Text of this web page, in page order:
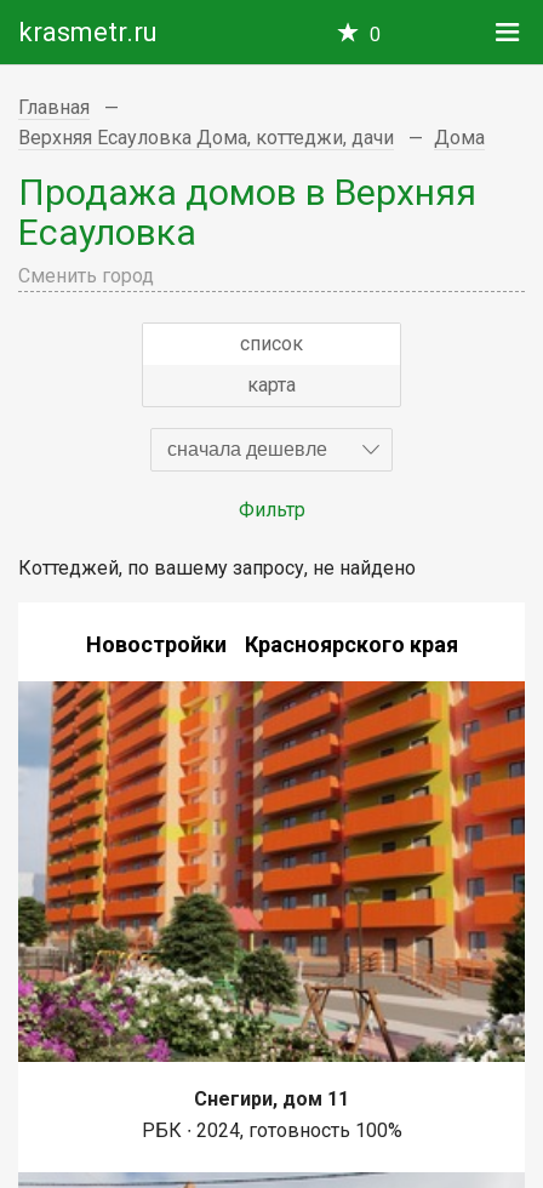
krasmetr.ru 0
Главная
Верхняя Есауловка Дома, коттеджи, дачи
Дома
Продажа домов в Верхняя
Есауловка
Сменить город
список
карта
сначала дешевле
Фильтр
Коттеджей, по вашему запросу, не найдено
Новостройки Красноярского края
Снегири, дом 11
РБК ∙ 2024, готовность 100%